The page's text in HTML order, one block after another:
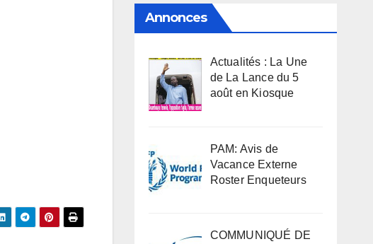
Annonces
Actualités : La Une
de La Lance du 5
août en Kiosque
PAM: Avis de
Vacance Externe
Roster Enqueteurs
COMMUNIQUÉ DE